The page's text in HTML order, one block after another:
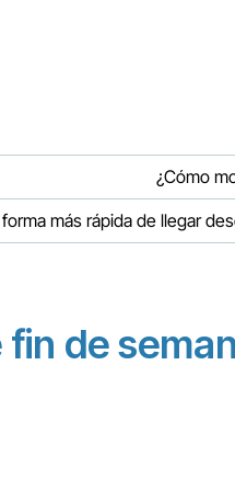
¿Cómo
forma más rápida de llegar
de